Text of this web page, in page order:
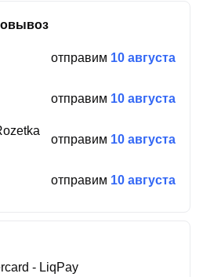
отправим 10 августа
отправим 10 августа
отправим 10 августа
отправим 10 августа
- LiqPay